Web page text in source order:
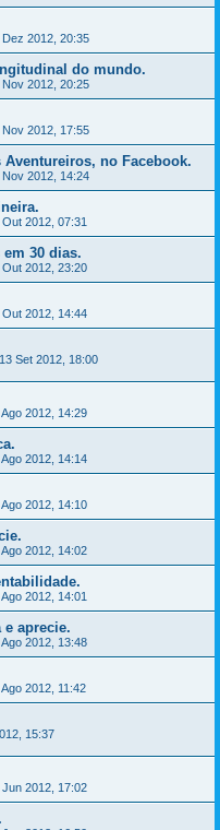
Dez 2012, 20:35
do mundo.
Nov 2012, 20:25
Nov 2012, 17:55
no Facebook.
Nov 2012, 14:24
Out 2012, 07:31
30 dias.
Out 2012, 23:20
Out 2012, 14:44
13 Set 2012, 18:00
Ago 2012, 14:29
Ago 2012, 14:14
Ago 2012, 14:10
Ago 2012, 14:02
2012, 14:01
e aprecie.
Ago 2012, 13:48
2012, 11:42
15:37
Jun 2012, 17:02